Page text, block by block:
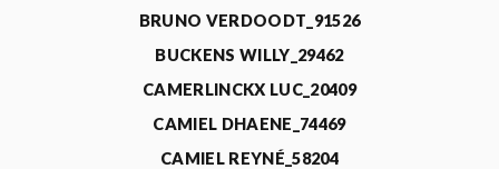
BRUNO VERDOODT_91526
BUCKENS WILLY_29462
CAMERLINCKX LUC_20409
CAMIEL DHAENE_74469
CAMIEL REYNÉ_58204